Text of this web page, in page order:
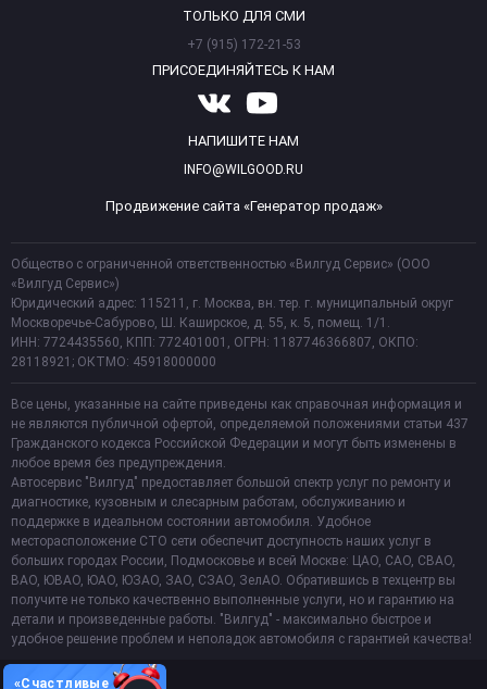
ТОЛЬКО ДЛЯ СМИ
+7 (915) 172-21-53
ПРИСОЕДИНЯЙТЕСЬ К НАМ
НАПИШИТЕ НАМ
INFO@WILGOOD.RU
Продвижение сайта «Генератор продаж»
Общество с ограниченной ответственностью «Вилгуд Сервис» (ООО
«Вилгуд Сервис»)
Юридический адрес: 115211, г. Москва, вн. тер. г. муниципальный округ
Москворечье-Сабурово, Ш. Каширское, д. 55, к. 5, помещ. 1/1.
ИНН: 7724435560, КПП: 772401001, ОГРН: 1187746366807, ОКПО:
28118921; ОКТМО: 45918000000
Все цены, указанные на сайте приведены как справочная информация и
не являются публичной офертой, определяемой положениями статьи 437
Гражданского кодекса Российской Федерации и могут быть изменены в
любое время без предупреждения.
Автосервис "Вилгуд" предоставляет большой спектр услуг по ремонту и
диагностике, кузовным и слесарным работам, обслуживанию и
поддержке в идеальном состоянии автомобиля. Удобное
месторасположение СТО сети обеспечит доступность наших услуг в
больших городах России, Подмосковье и всей Москве: ЦАО, САО, СВАО,
ВАО, ЮВАО, ЮАО, ЮЗАО, ЗАО, СЗАО, ЗелАО. Обратившись в техцентр вы
получите не только качественно выполненные услуги, но и гарантию на
детали и произведенные работы. "Вилгуд" - максимально быстрое и
удобное решение проблем и неполадок автомобиля с гарантией качества!
«Счастливые